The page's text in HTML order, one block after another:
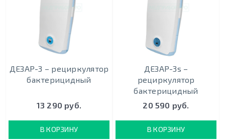
ДЕЗАР-3 – рециркулятор
бактерицидный
13 290 руб.
В КОРЗИНУ
ДЕЗАР-3s –
рециркулятор
бактерицидный
20 590 руб.
В КОРЗИНУ